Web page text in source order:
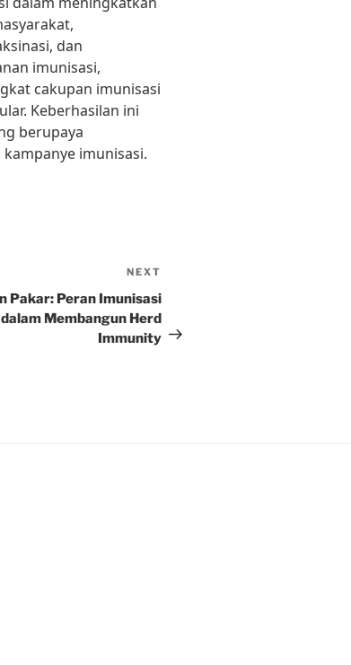
dan
imunisasi,
cakupan imunisasi
Keberhasilan ini
berupaya
imunisasi.
Post
NEXT
Pakar: Peran Imunisasi
Membangun Herd
Immunity